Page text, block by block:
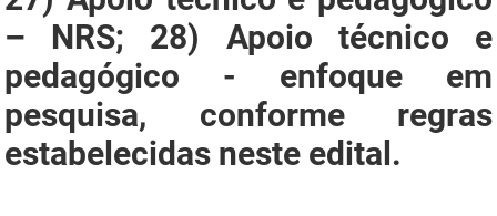
– NRS; 28) Apoio técnico e
pedagógico - enfoque em
pesquisa, conforme regras
estabelecidas neste edital.